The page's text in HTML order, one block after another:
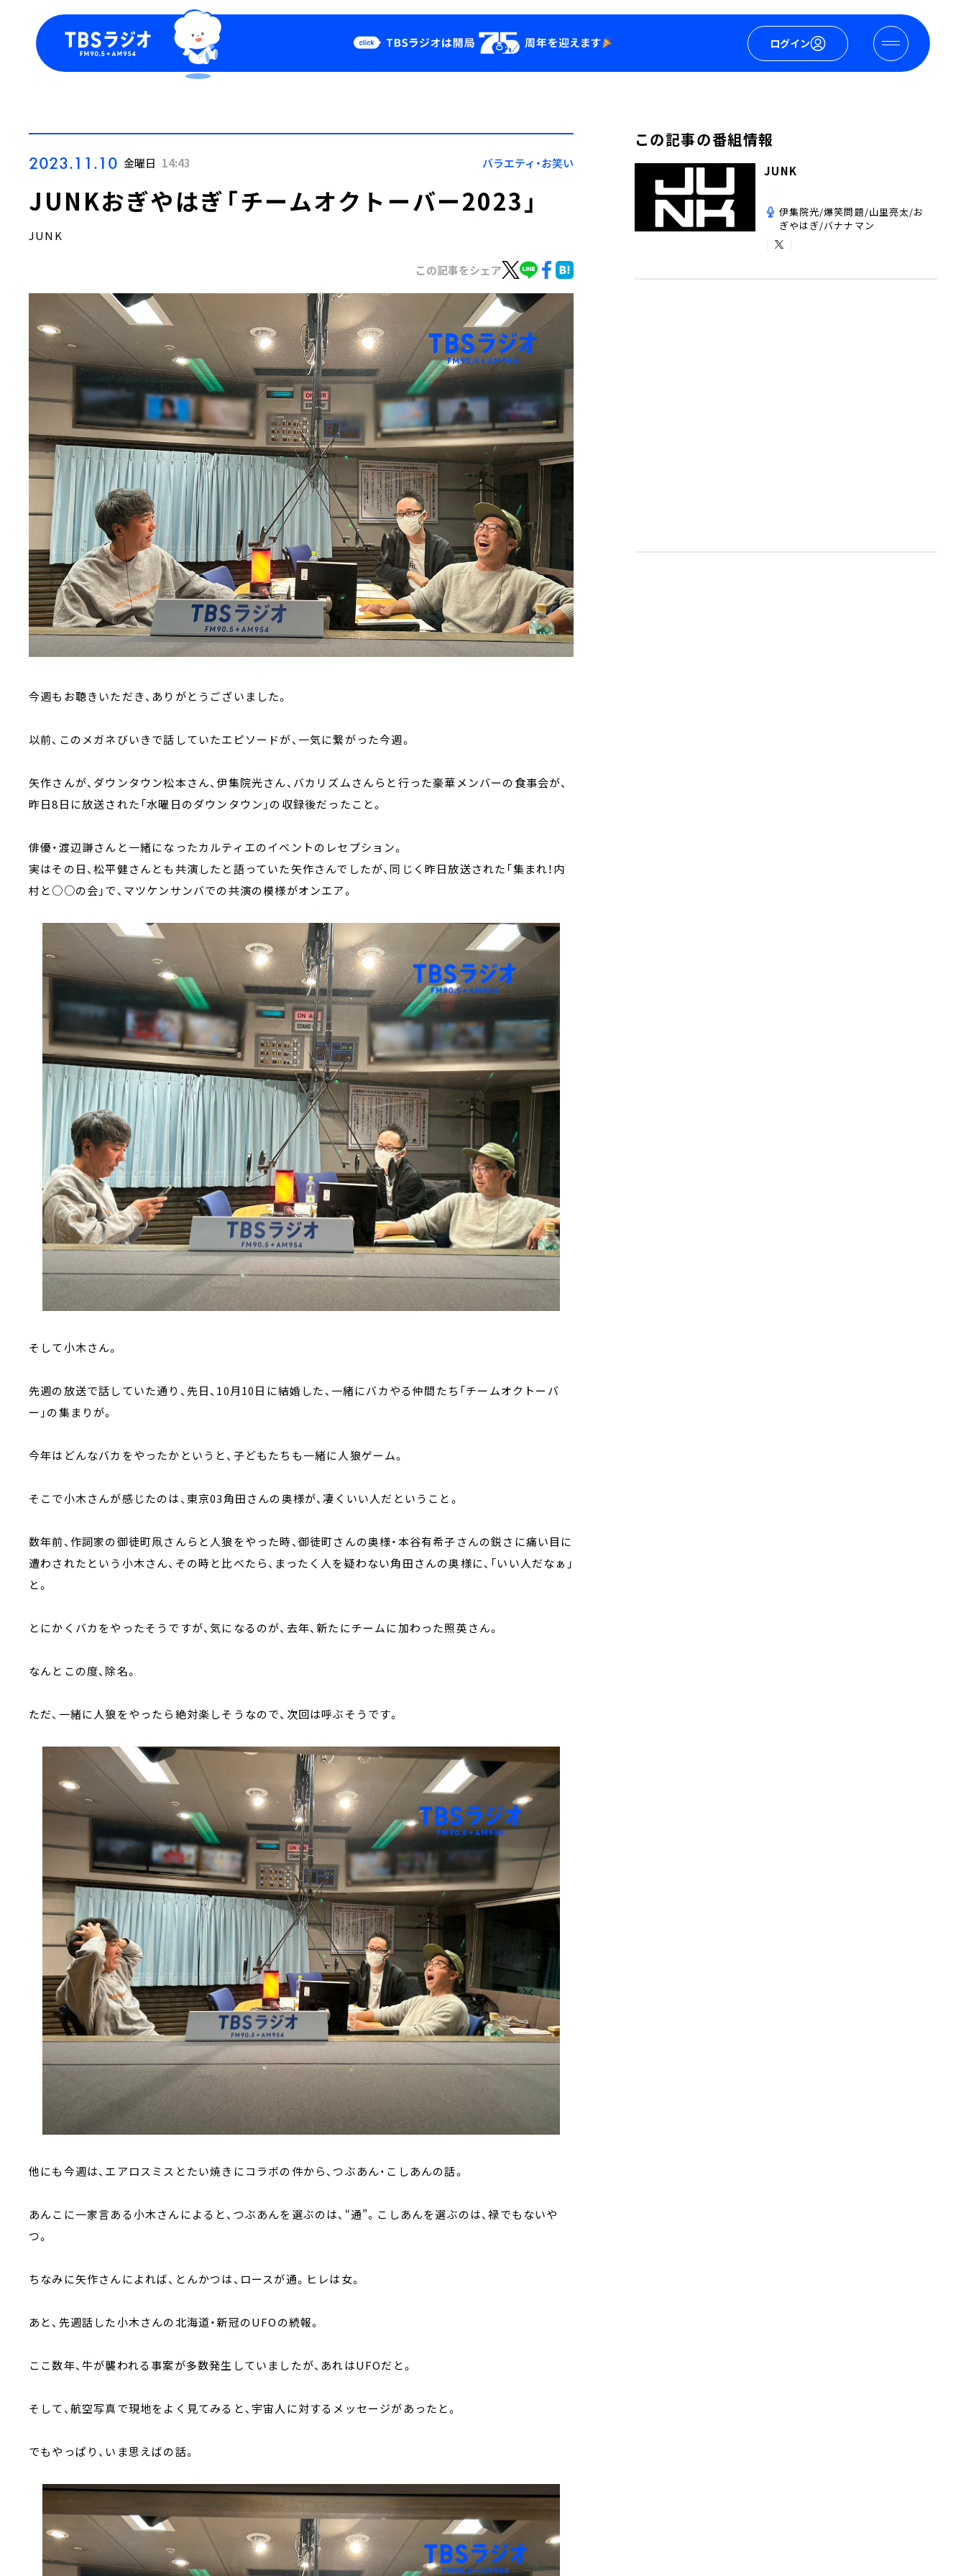
ログイン
Podcast
YouTube
会社情報
2023.11.10 金曜日 14:43 バラエティ・お笑い
JUNKおぎやはぎ「チームオクトーバー2023」
JUNK
この記事をシェア
今週もお聴きいただき、ありがとうございました。
以前、このメガネびいきで話していたエピソードが、一気に繋がった今週。
矢作さんが、ダウンタウン松本さん、伊集院光さん、バカリズムさんらと行った豪華メンバーの食事会が、
昨日8日に放送された「水曜日のダウンタウン」の収録後だったこと。
俳優・渡辺謙さんと一緒になったカルティエのイベントのレセプション。
実はその日、松平健さんとも共演したと語っていた矢作さんでしたが、同じく昨日放送された「集まれ！内
村と○○の会」で、マツケンサンバでの共演の模様がオンエア。
そして小木さん。
先週の放送で話していた通り、先日、10月10日に結婚した、一緒にバカやる仲間たち「チームオクトーバ
ー」の集まりが。
今年はどんなバカをやったかというと、子どもたちも一緒に人狼ゲーム。
そこで小木さんが感じたのは、東京03角田さんの奥様が、凄くいい人だということ。
数年前、作詞家の御徒町凧さんらと人狼をやった時、御徒町さんの奥様・本谷有希子さんの鋭さに痛い目に
遭わされたという小木さん、その時と比べたら、まったく人を疑わない角田さんの奥様に、「いい人だなぁ」
と。
とにかくバカをやったそうですが、気になるのが、去年、新たにチームに加わった照英さん。
なんとこの度、除名。
ただ、一緒に人狼をやったら絶対楽しそうなので、次回は呼ぶそうです。
他にも今週は、エアロスミスとたい焼きにコラボの件から、つぶあん・こしあんの話。
あんこに一家言ある小木さんによると、つぶあんを選ぶのは、“通”。こしあんを選ぶのは、禄でもないや
つ。
ちなみに矢作さんによれば、とんかつは、ロースが通。ヒレは女。
あと、先週話した小木さんの北海道・新冠のUFOの続報。
ここ数年、牛が襲われる事案が多数発生していましたが、あれはUFOだと。
そして、航空写真で現地をよく見てみると、宇宙人に対するメッセージがあったと。
でもやっぱり、いま思えばの話。
この記事の番組情報
JUNK
伊集院光/爆笑問題/山里亮太/お
ぎやはぎ/バナナマン